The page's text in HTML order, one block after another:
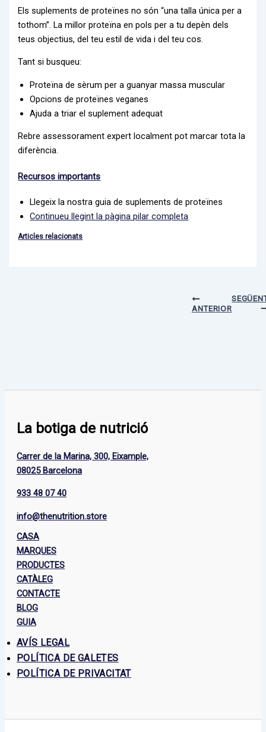
Els suplements de proteïnes no són “una talla única per a
tothom”. La millor proteïna en pols per a tu depèn dels
teus objectius, del teu estil de vida i del teu cos.
Tant si busqueu:
Proteïna de sèrum per a guanyar massa muscular
Opcions de proteïnes veganes
Ajuda a triar el suplement adequat
Rebre assessorament expert localment pot marcar tota la
diferència.
Recursos importants
Llegeix la nostra guia de suplements de proteïnes
Continueu llegint la pàgina pilar completa
Articles relacionats
ANTERIOR
La botiga de nutrició
Carrer de la Marina, 300, Eixample,
08025 Barcelona
933 48 07 40
info@thenutrition.store
CASA
MARQUES
PRODUCTES
CATÀLEG
CONTACTE
BLOG
GUIA
AVÍS LEGAL
POLÍTICA DE GALETES
POLÍTICA DE PRIVACITAT